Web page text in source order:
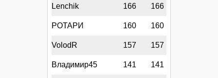
Lenchik 166 166
РОТАРИ 160 160
VolodR 157 157
Владимир45 141 141